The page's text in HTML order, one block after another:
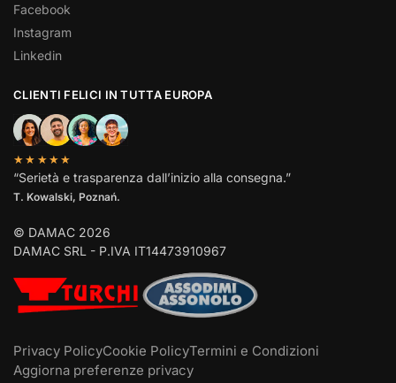
Facebook
Instagram
Linkedin
CLIENTI FELICI IN TUTTA EUROPA
★★★★★
“Serietà e trasparenza dall’inizio alla consegna.”
T. Kowalski, Poznań.
© DAMAC 2026
DAMAC SRL - P.IVA IT14473910967
Privacy PolicyCookie PolicyTermini e Condizioni
Aggiorna preferenze privacy